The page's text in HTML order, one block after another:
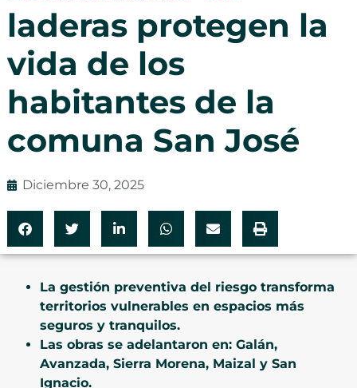
laderas protegen la
vida de los
habitantes de la
comuna San José
Diciembre 30, 2025
La gestión preventiva del riesgo transforma
territorios vulnerables en espacios más
seguros y tranquilos.
Las obras se adelantaron en: Galán,
Avanzada, Sierra Morena, Maizal y San
Ignacio.